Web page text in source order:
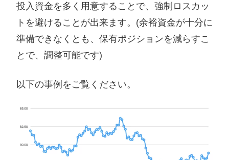
投入資金を多く用意することで、強制ロスカッ
トを避けることが出来ます。(余裕資金が十分に
準備できなくとも、保有ポジションを減らすこ
とで、調整可能です)
以下の事例をご覧ください。